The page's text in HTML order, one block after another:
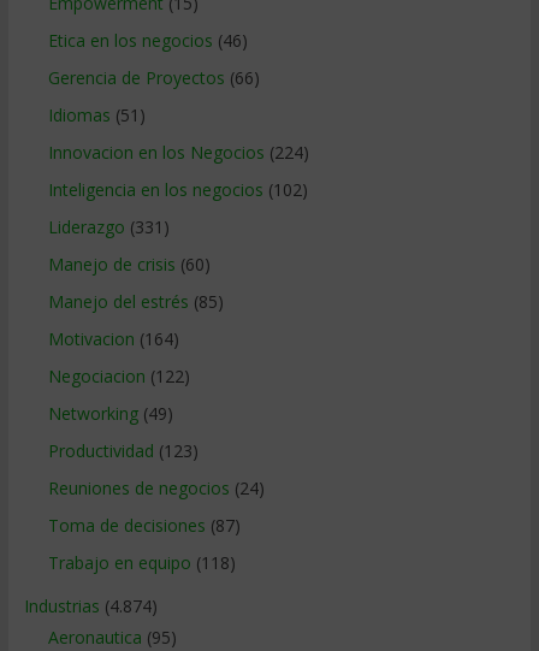
Etica en los negocios (46)
Gerencia de Proyectos (66)
Idiomas (51)
Innovacion en los Negocios (224)
Inteligencia en los negocios (102)
Liderazgo (331)
Manejo de crisis (60)
Manejo del estrés (85)
Motivacion (164)
Negociacion (122)
Networking(49)
Productividad (123)
Reuniones de negocios (24)
Toma de decisiones (87)
Trabajo en equipo (118)
Industrias (4.874)
Aeronautica (95)